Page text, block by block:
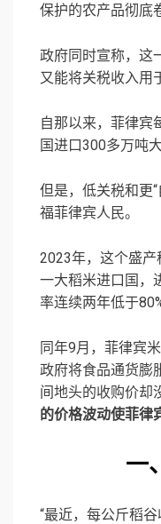
保护的农产品彻底
政府同时宣称，这
又能将关税收入用
自那以来，菲律宾
国进口300多万吨大
但是，低关税和更
福菲律宾人民。
2023年，这个盛
一大稻米进口国，
率连续两年低于80%
同年9月，菲律宾
政府将食品通货膨
间地头的收购价却
的价格波动使菲律
一、
“最近，每公斤稻